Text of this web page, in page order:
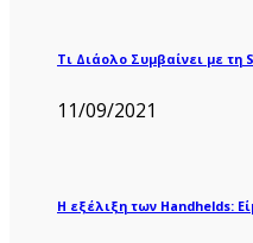
Τι Διάολο Συμβαίνει με τη
11/09/2021
Η εξέλιξη των Handhelds: